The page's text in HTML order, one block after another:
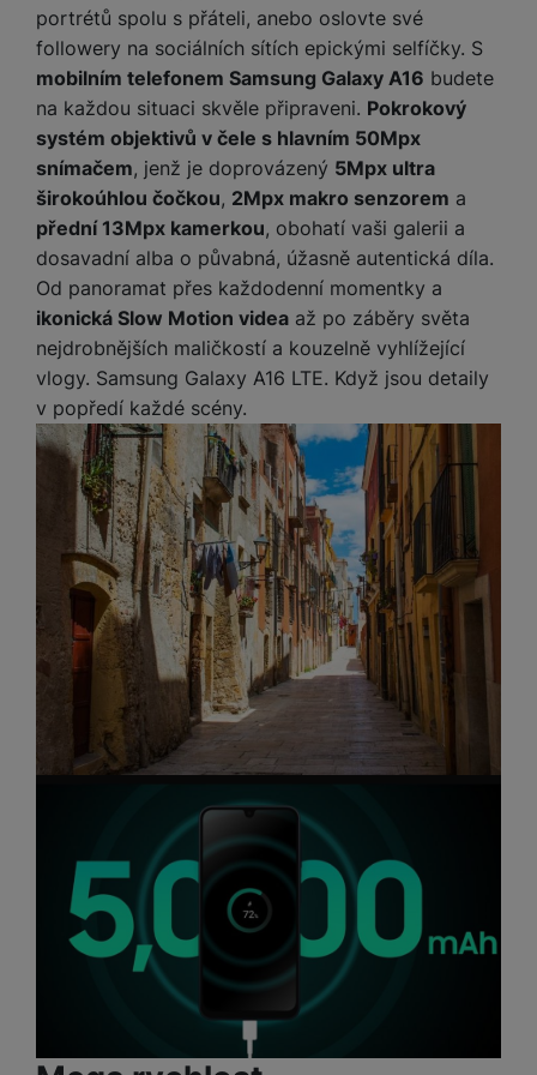
Tyto cookies nám umožňují měření výkonu našeho webu i
našich reklamních kampaní. Jejich pomocí určujeme počet
návštěv a zdroje návštěv našich internetových stránek. Data
získaná pomocí těchto cookies zpracováváme souhrnně a
anonymně, takže nejsme schopni identifikovat konkrétní
uživatele našeho webu.
Marketingové
Marketingové- abychom vás neobtěžovali nevhodnou
reklamou.
Povoleno
Marketingové cookies používáme my nebo naši partneři,
abychom vám mohli zobrazit vhodné obsahy nebo reklamy jak
na našich stránkách, tak na stránkách třetích stran.
portrétů spolu s přáteli, anebo oslovte své
followery na sociálních sítích epickými selfíčky. S
mobilním telefonem Samsung Galaxy A16 budete
na každou situaci skvěle připraveni. Pokrokový
systém objektivů v čele s hlavním 50Mpx
snímačem, jenž je doprovázený 5Mpx ultra
širokoúhlou čočkou, 2Mpx makro senzorem a
přední 13Mpx kamerkou, obohatí vaši galerii a
dosavadní alba o půvabná, úžasně autentická díla.
Od panoramat přes každodenní momentky a
ikonická Slow Motion videa až po záběry světa
nejdrobnějších maličkostí a kouzelně vyhlížející
vlogy. Samsung Galaxy A16 LTE. Když jsou detaily
v popředí každé scény.